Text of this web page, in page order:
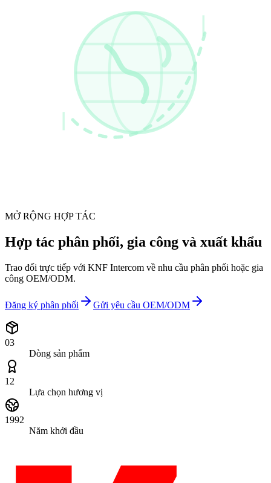
MỞ RỘNG HỢP TÁC
Hợp tác phân phối, gia công và xuất khẩu
Trao đổi trực tiếp với KNF Intercom về nhu cầu phân phối hoặc gia
công OEM/ODM.
Đăng ký phân phối Gửi yêu cầu OEM/ODM
03
Dòng sản phẩm
12
Lựa chọn hương vị
1992
Năm khởi đầu